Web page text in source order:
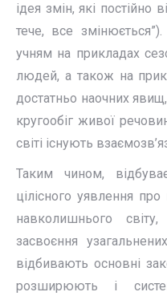
ідея змін, які постійно
тече, все
учням на прикладах
людей, а також на
достатньо наочних
кругообіг живої
світі існують
Таким чином,
цілісного уявлення
навколишнього
засвоєння
відбивають основні
розширюють і